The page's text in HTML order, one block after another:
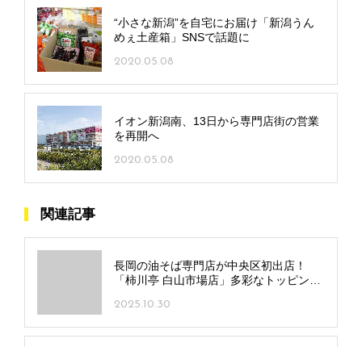
“小さな新潟”を自宅にお届け「新潟うん
めぇ土産箱」SNSで話題に
2020.05.08
イオン新潟南、13日から専門店街の営業
を再開へ
2020.05.08
関連記事
長岡の油そば専門店が中央区初出店！
「柿川亭 白山市場店」多彩なトッピング
2025.10.30